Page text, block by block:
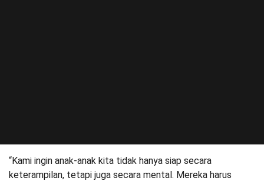
“Kami ingin anak-anak kita tidak hanya siap secara
keterampilan, tetapi juga secara mental. Mereka harus